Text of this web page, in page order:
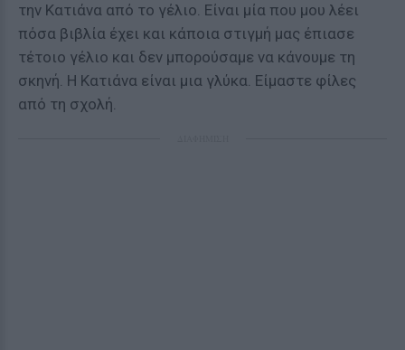
την Κατιάνα από το γέλιο. Είναι μία που μου λέει
πόσα βιβλία έχει και κάποια στιγμή μας έπιασε
τέτοιο γέλιο και δεν μπορούσαμε να κάνουμε τη
σκηνή. Η Κατιάνα είναι μια γλύκα. Είμαστε φίλες
από τη σχολή.